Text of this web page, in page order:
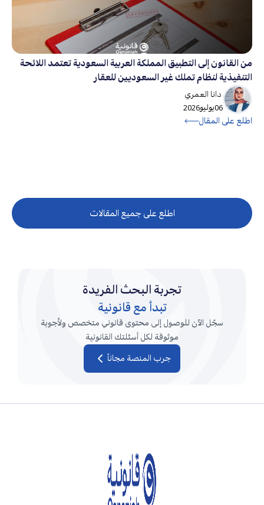
من القانون إلى التطبيق المملكة العربية السعودية تعتمد اللائحة
التنفيذية لنظام تملك غير السعوديين للعقار
دانا العمري
2026يوليو06
اطلع على المقال
اطلع على جميع المقالات
جرب المنصة مجاناً
تجربة البحث الفريدة
تبدأ مع قانونية
سجّل الآن للوصول إلى محتوى قانوني متخصص ولأجوبة
موثوقة لكل أسئلتك القانونية